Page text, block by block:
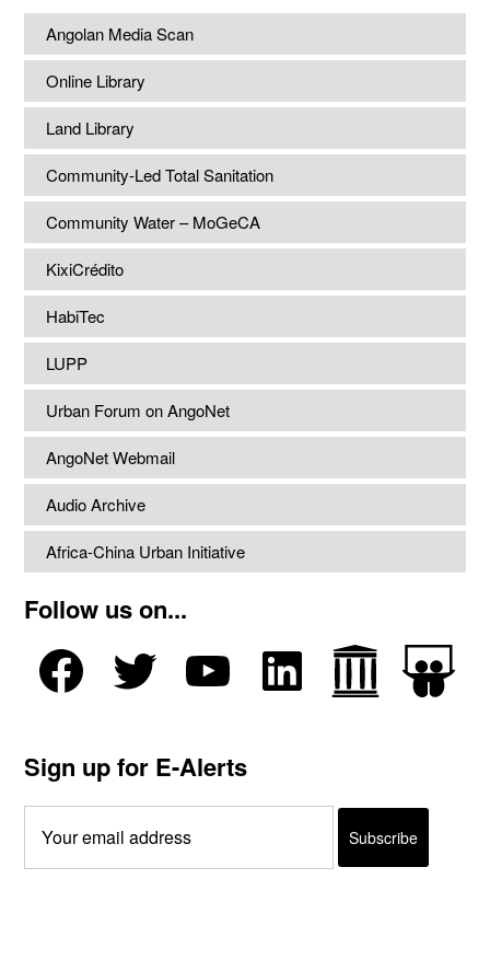
Angolan Media Scan
Online Library
Land Library
Community-Led Total Sanitation
Community Water – MoGeCA
KixiCrédito
HabiTec
LUPP
Urban Forum on AngoNet
AngoNet Webmail
Audio Archive
Africa-China Urban Initiative
Follow us on...
Sign up for E-Alerts